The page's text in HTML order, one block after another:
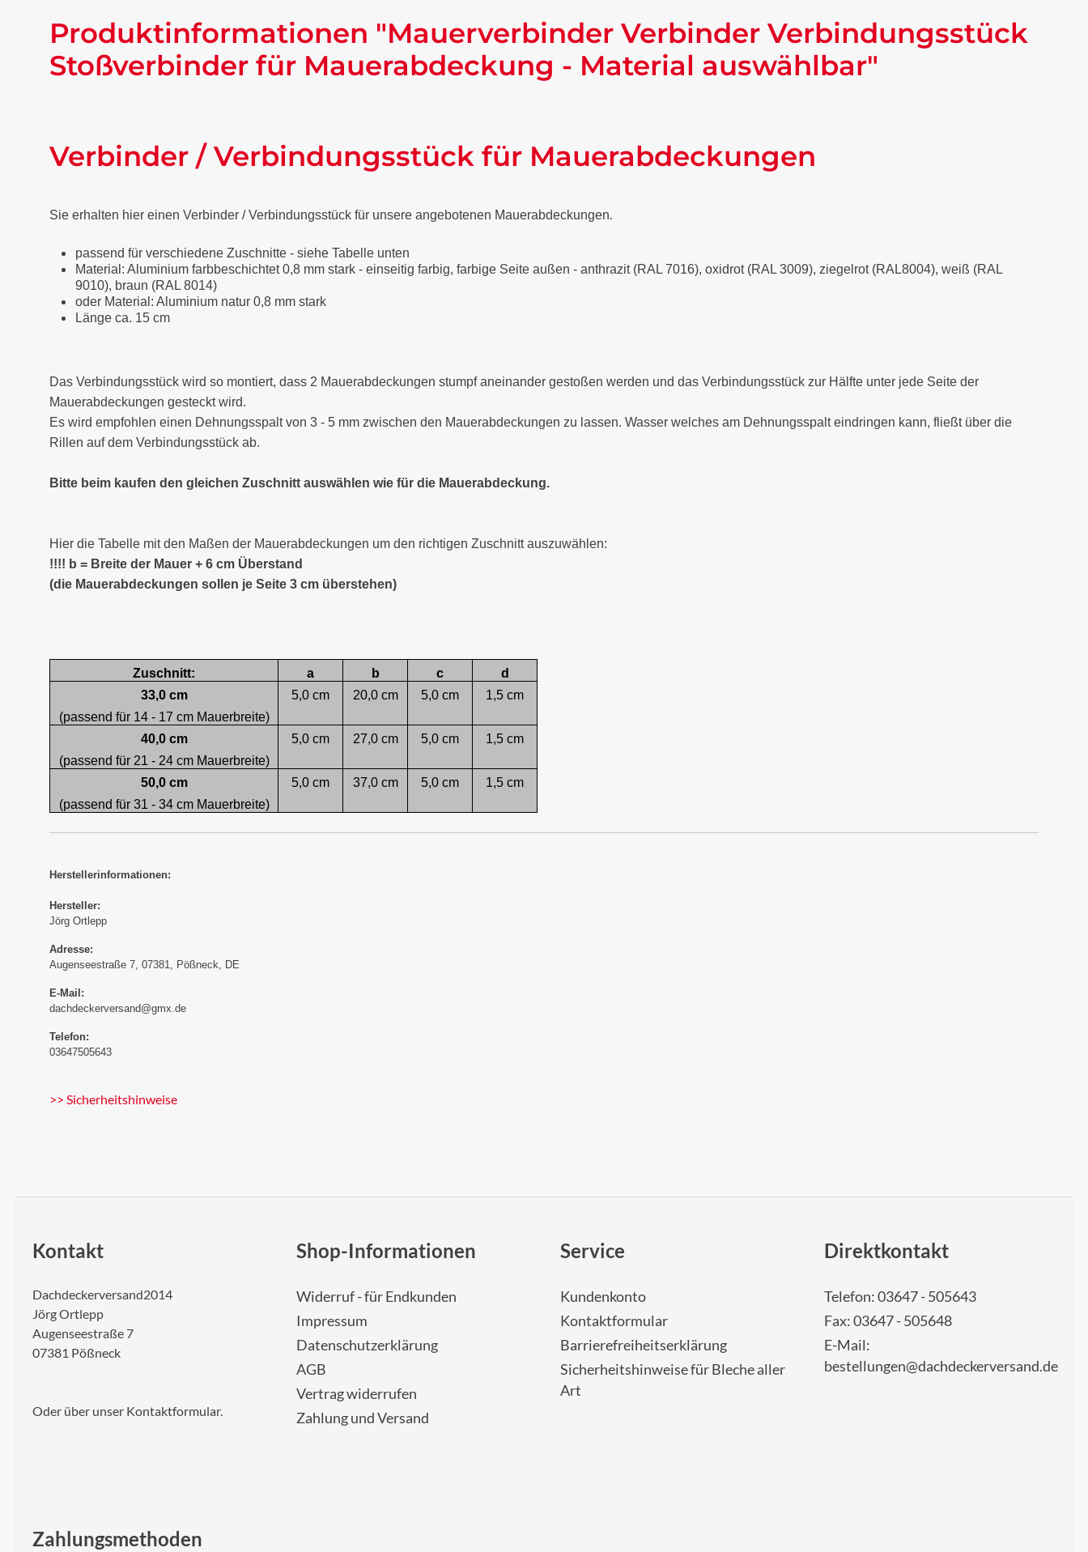
Produktinformationen "Mauerverbinder Verbinder Verbindungsstück
Stoßverbinder für Mauerabdeckung - Material auswählbar"
Verbinder / Verbindungsstück für Mauerabdeckungen
Sie erhalten hier einen Verbinder / Verbindungsstück für unsere angebotenen Mauerabdeckungen.
passend für verschiedene Zuschnitte - siehe Tabelle unten
Material: Aluminium farbbeschichtet 0,8 mm stark - einseitig farbig, farbige Seite außen - anthrazit (RAL 7016), oxidrot (RAL 3009), ziegelrot (RAL8004), weiß (RAL
9010), braun (RAL 8014)
oder Material: Aluminium natur 0,8 mm stark
Länge ca. 15 cm
Das Verbindungsstück wird so montiert, dass 2 Mauerabdeckungen stumpf aneinander gestoßen werden und das Verbindungsstück zur Hälfte unter jede Seite der
Mauerabdeckungen gesteckt wird.
Es wird empfohlen einen Dehnungsspalt von 3 - 5 mm zwischen den Mauerabdeckungen zu lassen. Wasser welches am Dehnungsspalt eindringen kann, fließt über die
Rillen auf dem Verbindungsstück ab.
Bitte beim kaufen den gleichen Zuschnitt auswählen wie für die Mauerabdeckung.
Hier die Tabelle mit den Maßen der Mauerabdeckungen um den richtigen Zuschnitt auszuwählen:
!!!! b = Breite der Mauer + 6 cm Überstand
(die Mauerabdeckungen sollen je Seite 3 cm überstehen)
Zuschnitt: a b c
d
33,0 cm
5,0 cm 20,0 cm 5,0 cm
1,5 cm
(passend für 14 - 17 cm Mauerbreite)
40,0 cm
5,0 cm 27,0 cm 5,0 cm
1,5 cm
(passend für 21 - 24 cm Mauerbreite)
50,0 cm
5,0 cm 37,0 cm 5,0 cm
1,5 cm
(passend für 31 - 34 cm Mauerbreite)
Herstellerinformationen:
Hersteller:
Jörg Ortlepp
Adresse:
Augenseestraße 7, 07381, Pößneck, DE
E-Mail:
dachdeckerversand@gmx.de
Telefon:
03647505643
>> Sicherheitshinweise
Kontakt
Dachdeckerversand2014
Jörg Ortlepp
Augenseestraße 7
07381 Pößneck
Oder über unser Kontaktformular.
Shop-Informationen
Widerruf - für Endkunden
Impressum
Datenschutzerklärung
AGB
Vertrag widerrufen
Zahlung und Versand
Service
Kundenkonto
Kontaktformular
Barrierefreiheitserklärung
Sicherheitshinweise für Bleche aller
Art
Direktkontakt
Telefon: 03647 - 505643
Fax: 03647 - 505648
E-Mail:
bestellungen@dachdeckerversand.de
Zahlungsmethoden